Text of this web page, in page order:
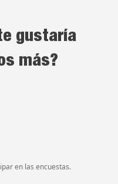
gustaría
más?
en las encuestas.